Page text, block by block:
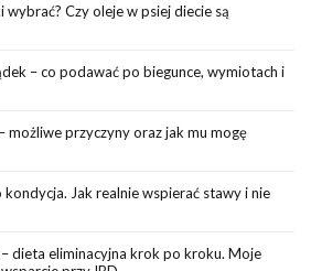
Czy oleje w psiej diecie są
– co podawać po biegunce, wymiotach i
możliwe przyczyny oraz jak mu mogę
Jak realnie wspierać stawy i nie
dieta eliminacyjna krok po kroku. Moje